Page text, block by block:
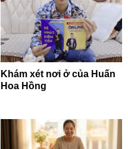
Khám xét nơi ở của Huấn
Hoa Hồng